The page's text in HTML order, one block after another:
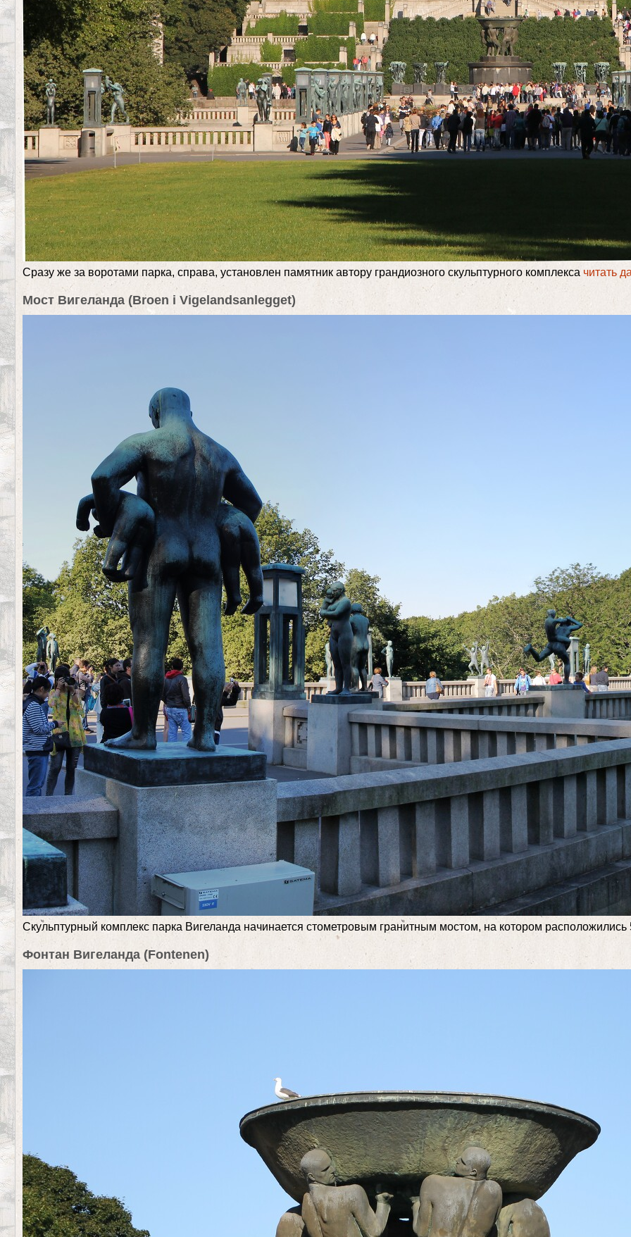
Сразу же за воротами парка, справа, установлен памятник автору грандиозного скульптурного комплекса читать
Мост Вигеланда (Broen i Vigelandsanlegget)
Скульптурный комплекс парка Вигеланда начинается стометровым гранитным мостом, на котором
Фонтан Вигеланда (Fontenen)